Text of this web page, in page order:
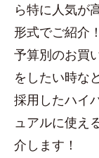
ら特に人気が
形式でご紹介
予算別のお買
をしたい時な
採用したハイ
ュアルに使え
介します！